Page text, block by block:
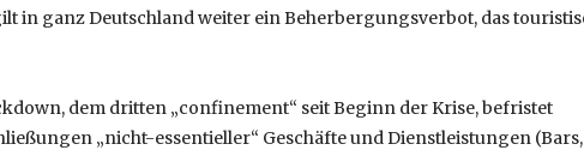
in ganz Deutschland weiter ein Beherbergungsverbot, das
dem dritten „confinement“ seit Beginn der Krise, befristet
„nicht-essentieller“ Geschäfte und Dienstleistungen (Bars,